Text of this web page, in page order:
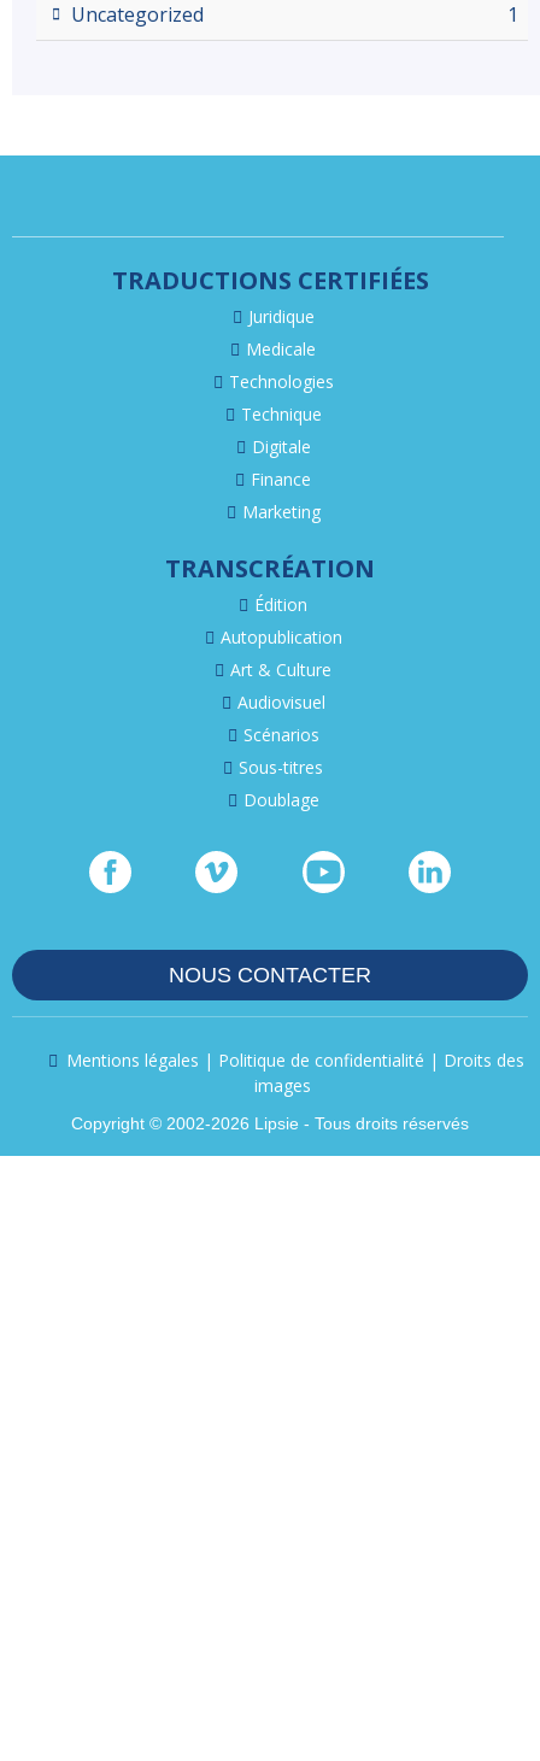
Uncategorized 1
TRADUCTIONS CERTIFIÉES
Juridique
Medicale
Technologies
Technique
Digitale
Finance
Marketing
TRANSCRÉATION
Édition
Autopublication
Art & Culture
Audiovisuel
Scénarios
Sous-titres
Doublage
NOUS CONTACTER
Copyright © 2002-2026 Lipsie - Tous droits réservés
Mentions légales | Politique de confidentialité | Droits des
images